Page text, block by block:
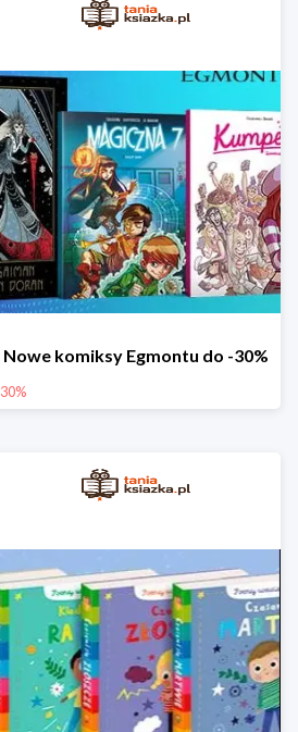
Nowe komiksy Egmontu do -30%
30%